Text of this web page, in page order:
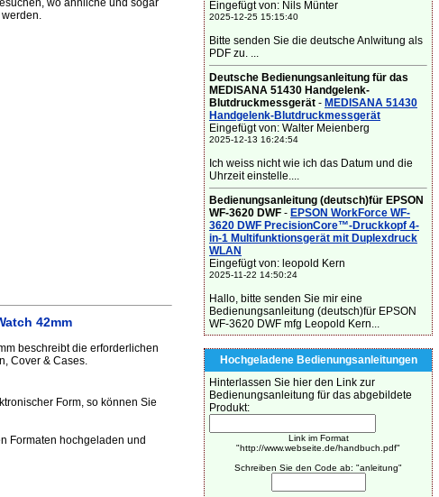
wo ähnliche und sogar
42mm
beschreibt die erforderlichen
Cover & Cases.
Form, so können Sie
Formaten hochgeladen und
Eingefügt von: Nils Münter
2025-12-25 15:15:40
Bitte senden Sie die deutsche Anlwitung als
PDF zu. ...
Deutsche Bedienungsanleitung für das
MEDISANA 51430 Handgelenk-
Blutdruckmessgerät - MEDISANA 51430
Handgelenk-Blutdruckmessgerät
Eingefügt von: Walter Meienberg
2025-12-13 16:24:54
Ich weiss nicht wie ich das Datum und die
Uhrzeit einstelle....
Bedienungsanleitung (deutsch)für EPSON
WF-3620 DWF - EPSON WorkForce WF-
3620 DWF PrecisionCore™-Druckkopf 4-
in-1 Multifunktionsgerät mit Duplexdruck
WLAN
Eingefügt von: leopold Kern
2025-11-22 14:50:24
Hallo, bitte senden Sie mir eine
Bedienungsanleitung (deutsch)für EPSON
WF-3620 DWF mfg Leopold Kern...
Hochgeladene Bedienungsanleitungen
Hinterlassen Sie hier den Link zur
Bedienungsanleitung für das abgebildete
Produkt:
Link im Format
"http://www.webseite.de/handbuch.pdf"
Schreiben Sie den Code ab: "anleitung"